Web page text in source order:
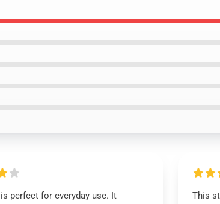
perfect for everyday use. It
This